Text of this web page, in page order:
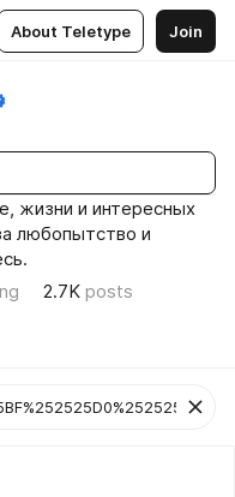
About Teletype Join
жизни и интересных
любопытство и
2.7K posts